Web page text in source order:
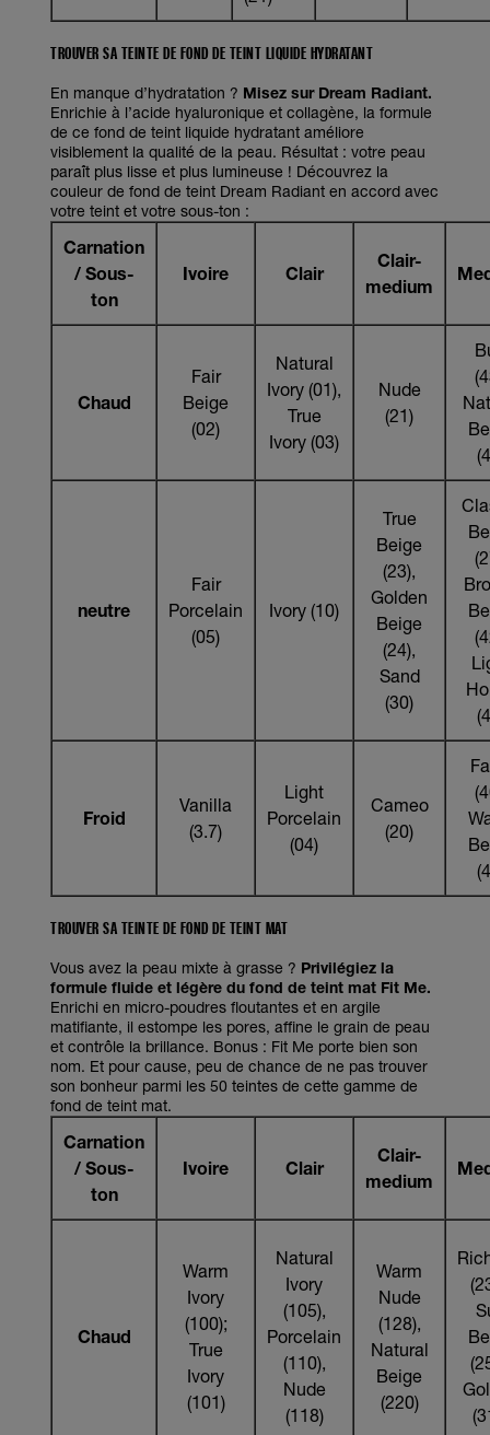
TROUVER SA TEINTE DE FOND DE TEINT LIQUIDE HYDRATANT
En manque d’hydratation ? Misez sur Dream Radiant.
Enrichie à l’acide hyaluronique et collagène, la formule
de ce fond de teint liquide hydratant améliore
visiblement la qualité de la peau. Résultat : votre peau
paraît plus lisse et plus lumineuse ! Découvrez la
couleur de fond de teint Dream Radiant en accord avec
votre teint et votre sous-ton :
Carnation
/ Sous-
ton
Ivoire Clair
Clair-
medium
Chaud
Fair
Beige
(02)
Natural
Ivory (01),
True
Ivory (03)
Nude
(21)
neutre
Fair
Porcelain
(05)
Ivory (10)
True
Beige
(23),
Golden
Beige
(24),
Sand
(30)
Froid
Vanilla
(3.7)
Light
Porcelain
(04)
Cameo
(20)
TROUVER SA TEINTE DE FOND DE TEINT MAT
Vous avez la peau mixte à grasse ? Privilégiez la
formule fluide et légère du fond de teint mat Fit Me.
Enrichi en micro-poudres floutantes et en argile
matifiante, il estompe les pores, affine le grain de peau
et contrôle la brillance. Bonus : Fit Me porte bien son
nom. Et pour cause, peu de chance de ne pas trouver
son bonheur parmi les 50 teintes de cette gamme de
fond de teint mat.
Carnation
/ Sous-
ton
Ivoire Clair
Clair-
medium
Chaud
Warm
Ivory
(100);
True
Ivory
(101)
Natural
Ivory
(105),
Porcelain
(110),
Nude
(118)
Warm
Nude
(128),
Natural
Beige
(220)